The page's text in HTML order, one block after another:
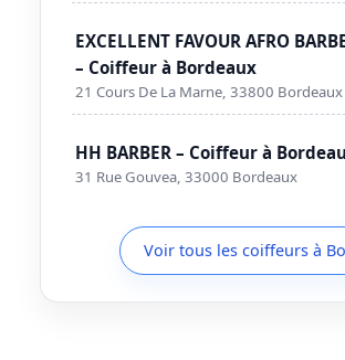
EXCELLENT FAVOUR AFRO
– Coiffeur à Bordeaux
21 Cours De La Marne, 33800 Bordeaux
HH BARBER – Coiffeur à
31 Rue Gouvea, 33000 Bordeaux
Voir tous les coiffeurs à